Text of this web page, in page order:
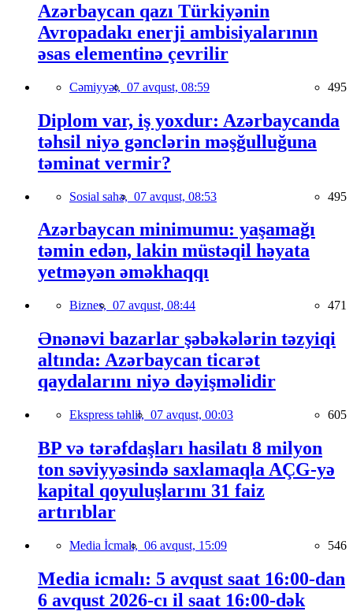
Azərbaycan qazı Türkiyənin
Avropadakı enerji ambisiyalarının
əsas elementinə çevrilir
Cəmiyyət, 07 avqust, 08:59 495
Diplom var, iş yoxdur: Azərbaycanda
təhsil niyə gənclərin məşğulluğuna
təminat vermir?
Sosial sahə, 07 avqust, 08:53 495
Azərbaycan minimumu: yaşamağı
təmin edən, lakin müstəqil həyata
yetməyən əməkhaqqı
Biznes, 07 avqust, 08:44 471
Ənənəvi bazarlar şəbəkələrin təzyiqi
altında: Azərbaycan ticarət
qaydalarını niyə dəyişməlidir
Ekspress təhlil, 07 avqust, 00:03 605
BP və tərəfdaşları hasilatı 8 milyon
ton səviyyəsində saxlamaqla AÇG-yə
kapital qoyuluşlarını 31 faiz
artırıblar
Media İcmalı, 06 avqust, 15:09 546
Media icmalı: 5 avqust saat 16:00-dan
6 avqust 2026-cı il saat 16:00-dək